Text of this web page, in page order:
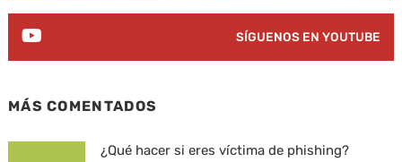
SÍGUENOS EN YOUTUBE
MÁS COMENTADOS
¿Qué hacer si eres víctima de phishing?